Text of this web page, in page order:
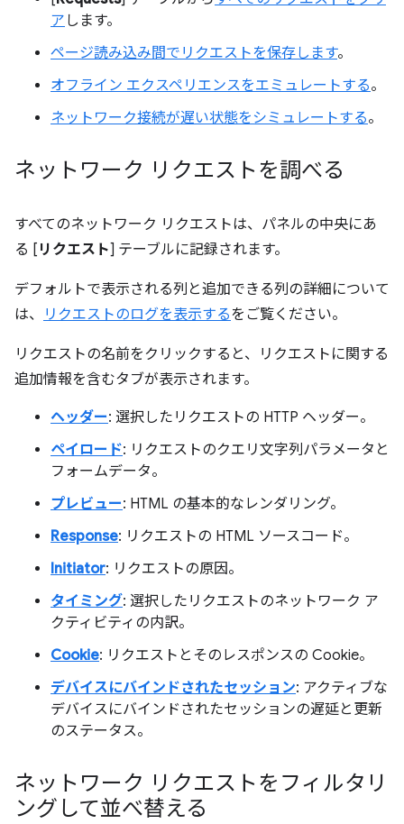
ア します。
ページ読み込み間でリクエストを保存します。
オフライン エクスペリエンスをエミュレートする。
ネットワーク接続が遅い状態をシミュレートする。
ネットワーク リクエストを調べる
すべてのネットワーク リクエストは、パネルの中央にあ
る [ リクエスト] テーブルに記録されます。
デフォルトで表示される列と追加できる列の詳細について
は、
リクエストのログを表示するをご覧ください。
リクエストの名前をクリックすると、リクエストに関する
追加情報を含むタブが表示されます。
ヘッダー: 選択したリクエストの HTTP ヘッダー。
ペイロード: リクエストのクエリ文字列パラメータと
フォームデータ。
プレビュー: HTML の基本的なレンダリング。
Response: リクエストの HTML ソースコード。
Initiator: リクエストの原因。
タイミング: 選択したリクエストのネットワーク ア
クティビティの内訳。
Cookie: リクエストとそのレスポンスの Cookie。
デバイスにバインドされたセッション: アクティブな
デバイスにバインドされたセッションの遅延と更新
のステータス。
ネットワーク リクエストをフィルタリ
ングして並べ替える